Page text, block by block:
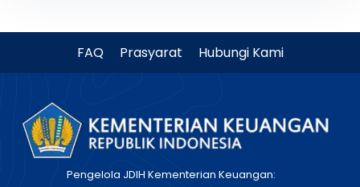
FAQ Prasyarat Hubungi Kami
Pengelola JDIH Kementerian Keuangan: